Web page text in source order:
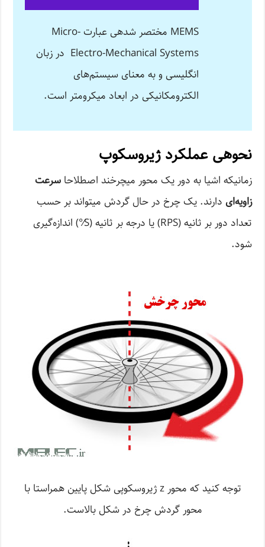
MEMS مختصر شده­ی عبارت Micro-
Electro-Mechanical Systems در زبان
انگلیسی و به معنای سیستم­‌های
الکترومکانیکی در ابعاد میکرومتر است.
نحوه­ی عملکرد ژیروسکوپ
زمانی­که اشیا به دور یک محور می­چرخند اصطلاحاسرعت
زاویه‌­ای دارند. یک چرخ در حال گردش می­تواند بر حسب
تعداد دور بر ثانیه (RPS) یا درجه بر ثانیه (S⁄°) اندازه‌­گیری
شود.
توجه کنید که محور z ژیروسکوپی شکل پایین همراستا با
محور گردش چرخ در شکل بالاست.